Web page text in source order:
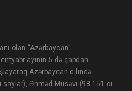
olan “Azərbaycan”
ayının 5-də çapdan
Azərbaycan dilində
saylar), Əhməd Müsəvi (98-151-ci